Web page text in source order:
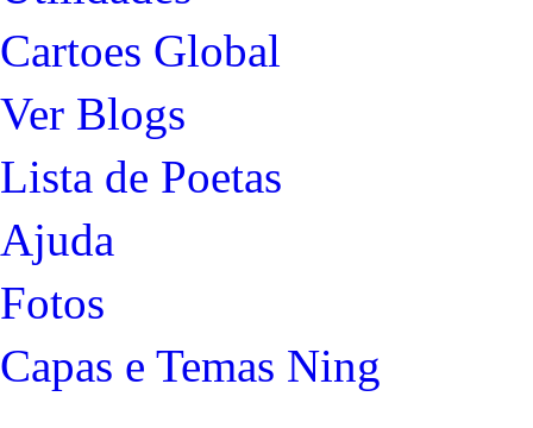
Cartoes Global
Ver Blogs
Lista de Poetas
Ajuda
Fotos
Capas e Temas Ning